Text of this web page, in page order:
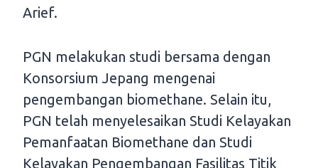
Arief.
PGN melakukan studi bersama dengan
Konsorsium Jepang mengenai
pengembangan biomethane. Selain itu,
PGN telah menyelesaikan Studi Kelayakan
Pemanfaatan Biomethane dan Studi
Kelayakan Pengembangan Fasilitas Titik